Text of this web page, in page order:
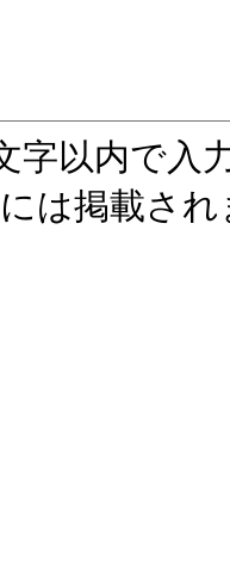
字以内で入
は掲載さ